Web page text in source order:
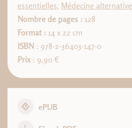
essentielles, Médecine alternative
Nombre de pages : 128
Format : 14 x 22 cm
ISBN : 978-2-36403-147-0
Prix : 9,90 €
ePUB